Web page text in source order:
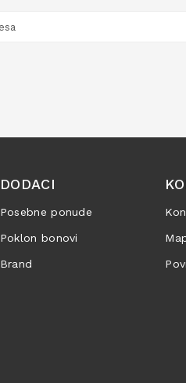
DODACI
Posebne ponude
Poklon bonovi
Brand